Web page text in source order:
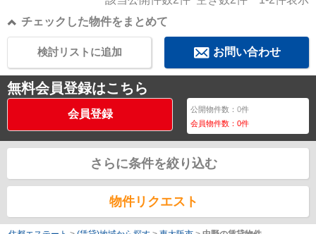
チェックした物件をまとめて
お問い合わせ
検討リストに追加
無料会員登録はこちら
会員登録 公開物件数：0件
会員物件数：0件
さらに条件を絞り込む
物件リクエスト